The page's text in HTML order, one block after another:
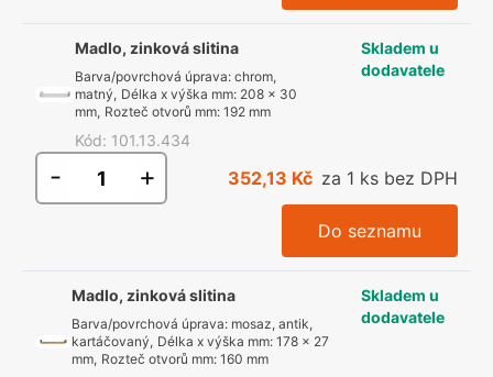
Madlo, zinková slitina
Barva/povrchová úprava:chrom,
matný, Délka x výška mm: 208 x 30
mm, Rozteč otvorů mm:192 mm
Kód: 101.13.434
Skladem u
dodavatele
- + 352,13 Kč za 1 ks bez DPH
Do seznamu
Madlo, zinková slitina
Barva/povrchová úprava: mosaz, antik,
kartáčovaný, Délka x výška mm:178 x 27
mm, Rozteč otvorů mm:160 mm
Skladem u
dodavatele